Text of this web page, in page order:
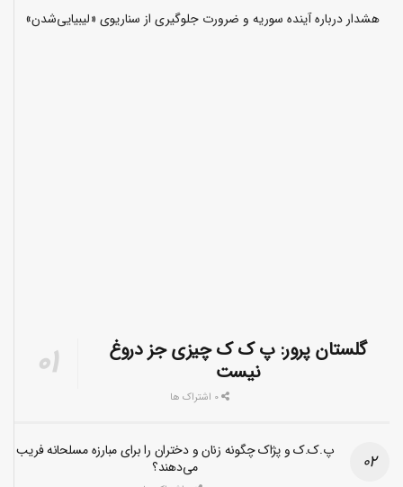
هشدار درباره آینده سوریه و ضرورت جلوگیری از سناریوی «لیبیایی‌شدن»
گلستان پرور: پ ک ک چیزی جز دروغ
نیست
پ.ک.ک و پژاک چگونه زنان و دختران را برای مبارزه مسلحانه فریب
می‌دهند؟